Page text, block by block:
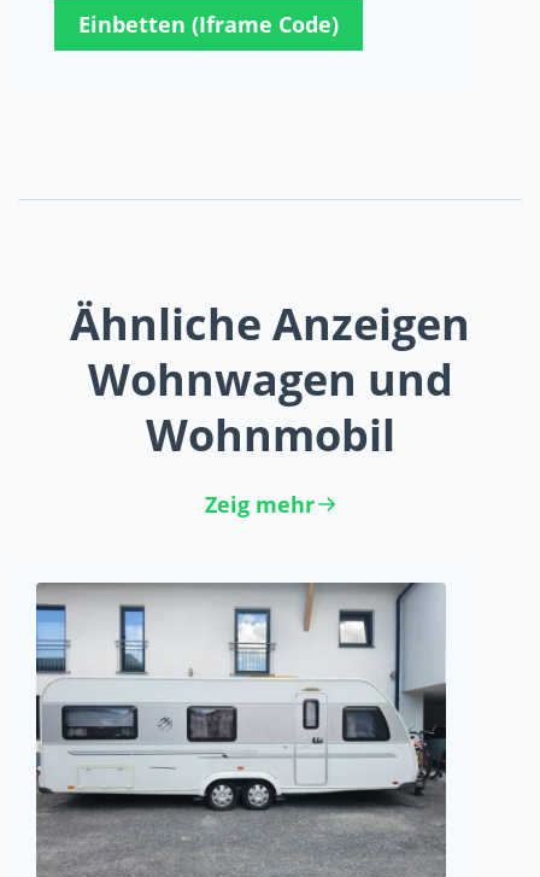
Einbetten (Iframe Code)
Ähnliche Anzeigen
Wohnwagen und
Wohnmobil
Zeig mehr